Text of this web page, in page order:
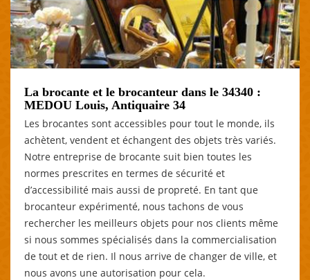
La brocante et le brocanteur dans le 34340 :
MEDOU Louis, Antiquaire 34
Les brocantes sont accessibles pour tout le monde, ils
achètent, vendent et échangent des objets très variés.
Notre entreprise de brocante suit bien toutes les
normes prescrites en termes de sécurité et
d’accessibilité mais aussi de propreté. En tant que
brocanteur expérimenté, nous tachons de vous
rechercher les meilleurs objets pour nos clients même
si nous sommes spécialisés dans la commercialisation
de tout et de rien. Il nous arrive de changer de ville, et
nous avons une autorisation pour cela.